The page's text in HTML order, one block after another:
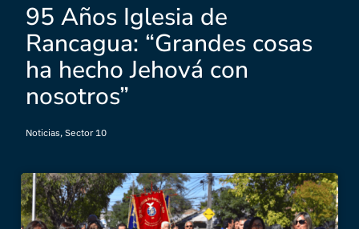
95 Años Iglesia de
Rancagua: “Grandes cosas
ha hecho Jehová con
nosotros”
Noticias, Sector 10